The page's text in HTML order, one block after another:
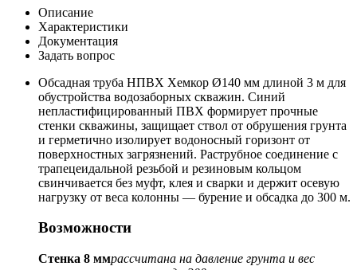
Описание
Характеристики
Документация
Задать вопрос
Обсадная труба НПВХ Хемкор Ø140 мм длиной 3 м для
обустройства водозаборных скважин. Синий
непластифицированный ПВХ формирует прочные
стенки скважины, защищает ствол от обрушения грунта
и герметично изолирует водоносный горизонт от
поверхностных загрязнений. Раструбное соединение с
трапецеидальной резьбой и резиновым кольцом
свинчивается без муфт, клея и сварки и держит осевую
нагрузку от веса колонны — бурение и обсадка до 300 м.
Возможности
Стенка 8 ммрассчитана на давление грунта и вес